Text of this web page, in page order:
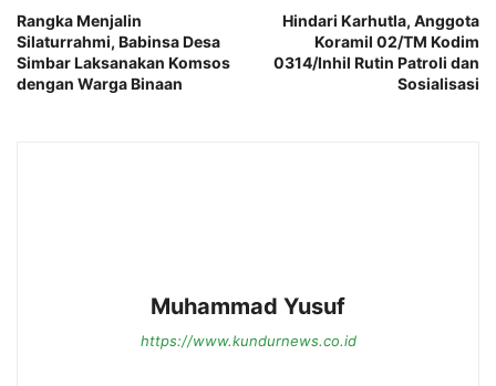
Rangka Menjalin
Silaturrahmi, Babinsa Desa
Simbar Laksanakan Komsos
dengan Warga Binaan
Hindari Karhutla, Anggota
Koramil 02/TM Kodim
0314/Inhil Rutin Patroli dan
Sosialisasi
Muhammad Yusuf
https://www.kundurnews.co.id